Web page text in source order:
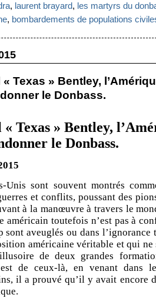
, laurent brayard, les martyrs du
, bombardements de populations
« Texas » Bentley,
le Donbass.
« Texas » Bentley,
le Donbass.
Unis sont souvent montrés
et conflits, poussant des
à la manœuvre à travers le
américain toutefois n’est pas à
sont aveuglés ou dans
américaine véritable et qui ne
de deux grandes
de ceux-là, en venant dans
il a prouvé qu’il y avait encore